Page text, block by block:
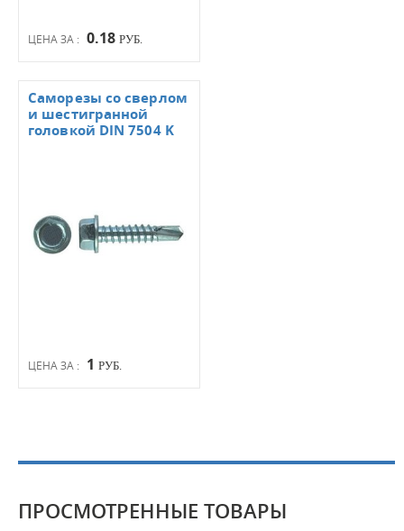
ЦЕНА ЗА : 0.18 РУБ.
ЦЕНА ЗА : 1 РУБ.
Саморезы со сверлом
и шестигранной
головкой DIN 7504 K
ПРОСМОТРЕННЫЕ ТОВАРЫ